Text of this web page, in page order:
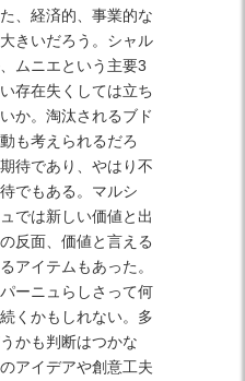
、経済的、事業的な
きいだろう。シャル
ムニエという主要3
存在失くしては立ち
か。淘汰されるブド
も考えられるだろ
待であり、やはり不
でもある。マルシ
では新しい価値と出
反面、価値と言える
アイテムもあった。
ーニュらしさって何
くかもしれない。多
かも判断はつかな
アイデアや創意工夫